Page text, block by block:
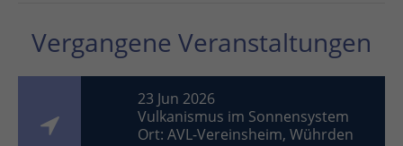
Vergangene Veranstaltungen
23 Jun 2026
Vulkanismus im Sonnensystem
Ort: AVL-Vereinsheim, Wührden